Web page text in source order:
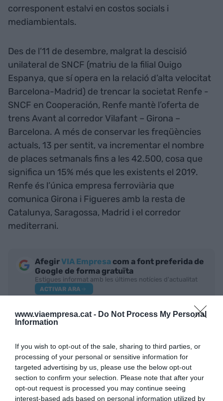
www.viaempresa.cat - Do Not Process My Personal
Information
If you wish to opt-out of the sale, sharing to third parties, or
processing of your personal or sensitive information for
targeted advertising by us, please use the below opt-out
section to confirm your selection. Please note that after your
opt-out request is processed you may continue seeing
interest-based ads based on personal information utilized by
corresponent estalvi en costos socials i
mediambientals.
Des de l’11 de desembre, malgrat la descisió
unilateral de SNCF (matriu de la filial Ouigo
Espanya, que sí opera en la relació d’alta velocitat
Barcelona-Madrid) de trencar la societat Renfe -
SNCF en Cooperación, Renfe mantè l’oferta de
trens Avant al corredor Vilafant – Girona –
Barcelona. A més de conservar les freqüències
actuals, 13 per sentit, va incrementar el nombre
de places setmanals fins a les 42.500, cosa que
significa un 15% més que les existents el 2019.
Renfe és l’única empresa ferroviària que
comunica Girona i Figueres amb la resta de
Catalunya, Saragossa, Madrid i el corredor
mediterrani.
AfegirVIA Empresa com a font preferida de
Google de forma gratuïta
Estigues informat amb les últimes notícies d'actualitat
ACTIVAR ARA